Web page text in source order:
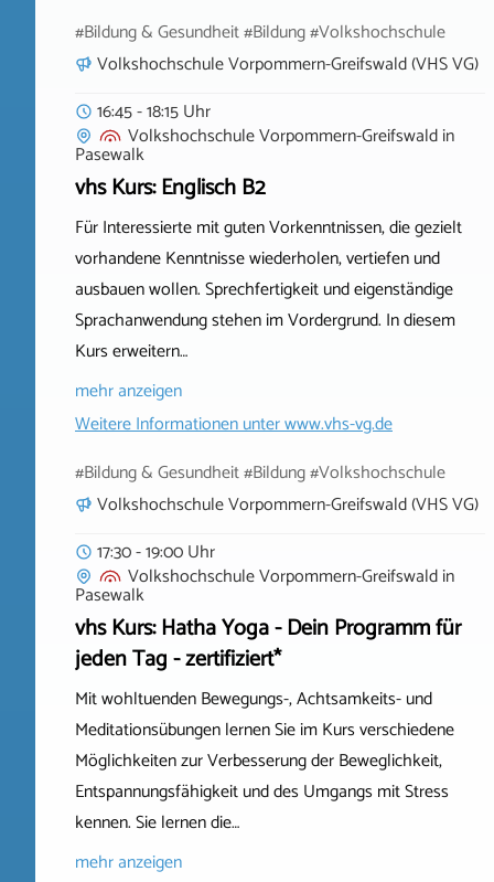
#Bildung & Gesundheit #Bildung #Volkshochschule
Volkshochschule Vorpommern-Greifswald (VHS VG)
16:45 - 18:15 Uhr
Volkshochschule Vorpommern-Greifswaldin
Pasewalk
vhs Kurs: Englisch B2
Für Interessierte mit guten Vorkenntnissen, die gezielt
vorhandene Kenntnisse wiederholen, vertiefen und
ausbauen wollen. Sprechfertigkeit und eigenständige
Sprachanwendung stehen im Vordergrund. In diesem
Kurs erweitern…
mehr anzeigen
Weitere Informationen unterwww.vhs-vg.de
#Bildung & Gesundheit #Bildung #Volkshochschule
Volkshochschule Vorpommern-Greifswald (VHS VG)
17:30 - 19:00 Uhr
Volkshochschule Vorpommern-Greifswaldin
Pasewalk
vhs Kurs: Hatha Yoga - Dein Programm für
jeden Tag - zertifiziert*
Mit wohltuenden Bewegungs-, Achtsamkeits- und
Meditationsübungen lernen Sie im Kurs verschiedene
Möglichkeiten zur Verbesserung der Beweglichkeit,
Entspannungsfähigkeit und des Umgangs mit Stress
kennen. Sie lernen die…
mehr anzeigen